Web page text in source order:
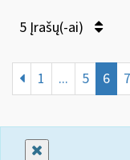
5 Įrašų(-ai)
1 ... 5 6 7